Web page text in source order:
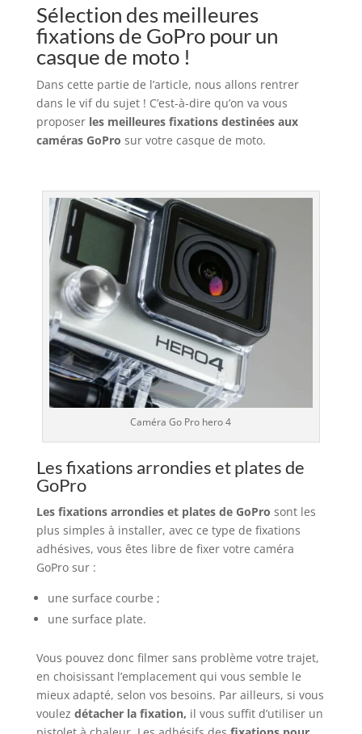
Sélection des meilleures
fixations de GoPro pour un
casque de moto !
Dans cette partie de l’article, nous allons rentrer
dans le vif du sujet ! C’est-à-dire qu’on va vous
proposerles meilleures fixations destinées aux
caméras GoPro sur votre casque de moto.
Caméra Go Pro hero 4
Les fixations arrondies et plates de
GoPro
Les fixations arrondies et plates de GoPro sont les
plus simples à installer, avec ce type de fixations
adhésives, vous êtes libre de fixer votre caméra
GoPro sur :
une surface courbe ;
une surface plate.
Vous pouvez donc filmer sans problème votre trajet,
en choisissant l’emplacement qui vous semble le
mieux adapté, selon vos besoins. Par ailleurs, si vous
voulez détacher la fixation, il vous suffit d’utiliser un